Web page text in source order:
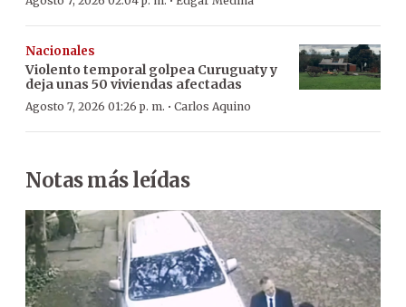
Nacionales
Violento temporal golpea Curuguaty y
deja unas 50 viviendas afectadas
Agosto 7, 2026 01:26 p. m. · Carlos Aquino
Notas más leídas